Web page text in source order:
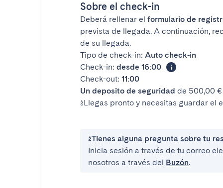
Sobre el check-in
Deberá rellenar el formulario de
prevista de llegada. A continuación,
de su llegada.
Tipo de check-in: Auto check-in
Check-in: desde 16:00
Check-out: 11:00
Un deposito de seguridad de 500,00
¿Llegas pronto y necesitas guardar el
¿Tienes alguna pregunta sobre tu
Inicia sesión a través de tu correo
nosotros a través del Buzón.